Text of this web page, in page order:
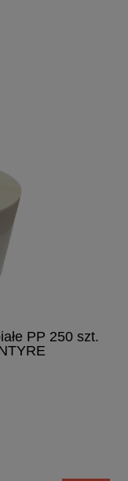
PP 250 szt.